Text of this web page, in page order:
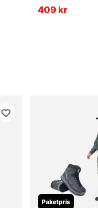
409 kr
Paketpris